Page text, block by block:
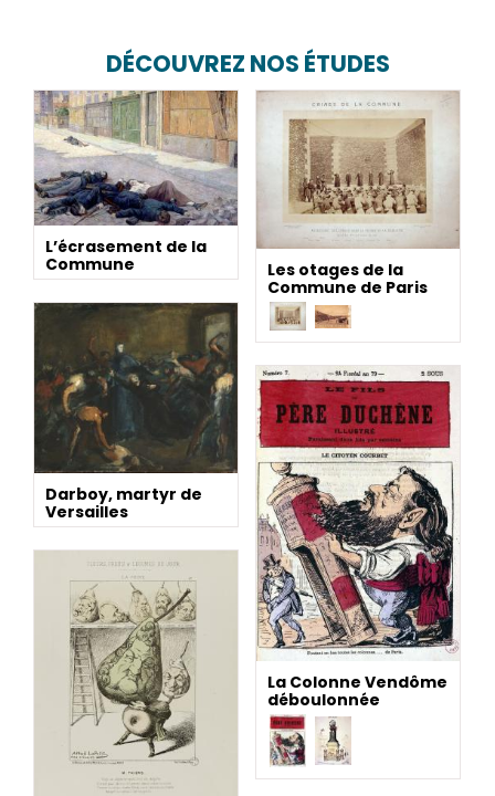
DÉCOUVREZ NOS ÉTUDES
L’écrasement de la
Commune
Les otages de la
Commune de Paris
Darboy, martyr de
Versailles
La Colonne Vendôme
déboulonnée